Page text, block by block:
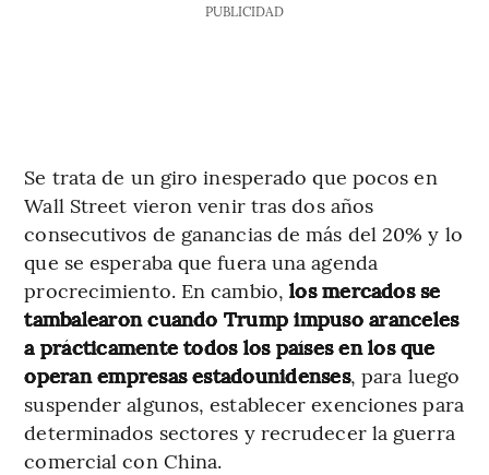
PUBLICIDAD
Se trata de un giro inesperado que pocos en
Wall Street vieron venir tras dos años
consecutivos de ganancias de más del 20% y lo
que se esperaba que fuera una agenda
procrecimiento. En cambio,los mercados se
tambalearon cuando Trump impuso aranceles
a prácticamente todos los países en los que
operan empresas estadounidenses, para luego
suspender algunos, establecer exenciones para
determinados sectores y recrudecer la guerra
comercial con China.